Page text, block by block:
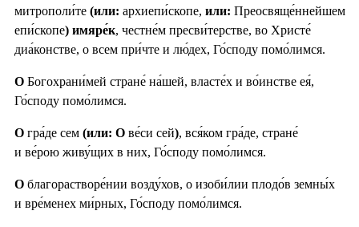
митрополи́те (или: архиепи́скопе, или: Преосвяще́ннейшем
епи́скопе) имяре́к, честне́м пресви́терстве, во Христе́
диа́констве, о всем при́чте и лю́дех, Го́споду помо́лимся.
О Богохрани́мей стране́ на́шей, власте́х и во́инстве ея́,
Го́споду помо́лимся.
О гра́де сем (или: О ве́си сей), вся́ком гра́де, стране́
и ве́рою живу́щих в них, Го́споду помо́лимся.
О благорастворе́нии возду́хов, о изоби́лии плодо́в земны́х
и вре́менех ми́рных, Го́споду помо́лимся.